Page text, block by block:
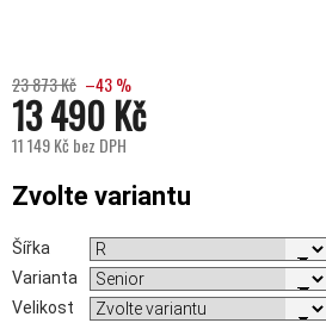
23 873 Kč –43 %
13 490 Kč
11 149 Kč bez DPH
Zvolte variantu
Šířka
Varianta
Velikost